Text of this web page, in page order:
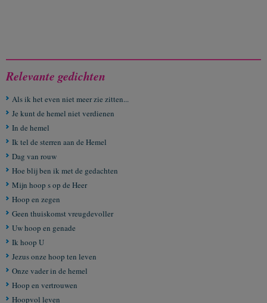
Relevante gedichten
Als ik het even niet meer zie zitten...
Je kunt de hemel niet verdienen
In de hemel
Ik tel de sterren aan de Hemel
Dag van rouw
Hoe blij ben ik met de gedachten
Mijn hoop s op de Heer
Hoop en zegen
Geen thuiskomst vreugdevoller
Uw hoop en genade
Ik hoop U
Jezus onze hoop ten leven
Onze vader in de hemel
Hoop en vertrouwen
Hoopvol leven